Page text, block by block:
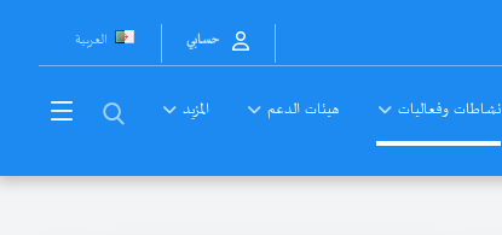
العربية حسابي
نشاطات وفعاليات هيئات الدعم المزيد